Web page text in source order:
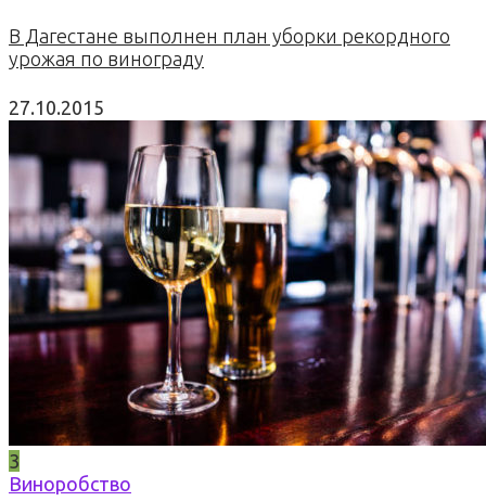
В Дагестане выполнен план уборки рекордного
урожая по винограду
27.10.2015
3
Виноробство